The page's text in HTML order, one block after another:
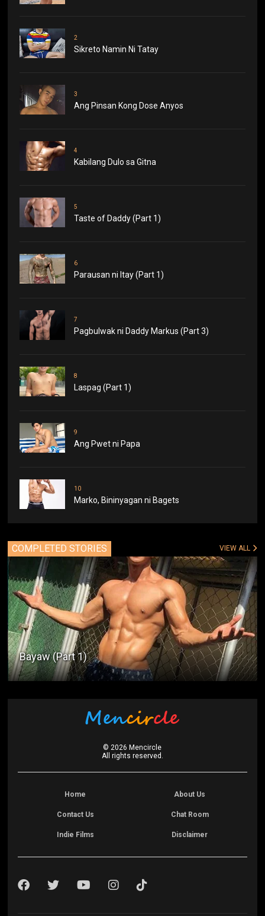
2
Sikreto Namin Ni Tatay
3
Ang Pinsan Kong Dose Anyos
4
Kabilang Dulo sa Gitna
5
Taste of Daddy (Part 1)
6
Parausan ni Itay (Part 1)
7
Pagbulwak ni Daddy Markus (Part 3)
8
Laspag (Part 1)
9
Ang Pwet ni Papa
10
Marko, Bininyagan ni Bagets
COMPLETED STORIES VIEW ALL
Bayaw (Part 1)
©2026 Mencircle
All rights reserved.
Home About Us
Contact Us Chat Room
Indie Films Disclaimer